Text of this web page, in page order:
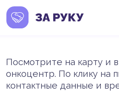
Посмотрите на карту и
онкоцентр. По клику на
контактные данные и